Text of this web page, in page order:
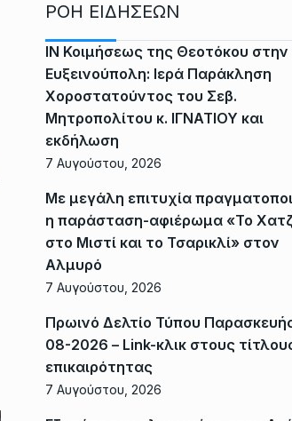
ΡΟΗ ΕΙΔΗΣΕΩΝ
ΙΝ Κοιμήσεως της Θεοτόκου στην
Ευξεινούπολη: Ιερά Παράκληση
Χοροστατούντος του Σεβ.
Μητροπολίτου κ. ΙΓΝΑΤΙΟΥ και
εκδήλωση
7 Αυγούστου, 2026
Με μεγάλη επιτυχία
η παράσταση-αφιέρωμα «Το
στο Μιστί και το Τσαρικλί» στον
Αλμυρό
7 Αυγούστου, 2026
Πρωινό Δελτίο Τύπου
08-2026 – Link-κλικ στους
επικαιρότητας
7 Αυγούστου, 2026